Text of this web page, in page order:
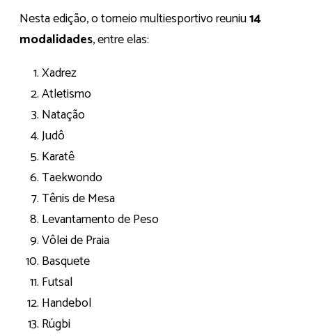
Nesta edição, o torneio multiesportivo reuniu14
modalidades, entre elas:
Xadrez
Atletismo
Natação
Judô
Karatê
Taekwondo
Tênis de Mesa
Levantamento de Peso
Vôlei de Praia
Basquete
Futsal
Handebol
Rúgbi